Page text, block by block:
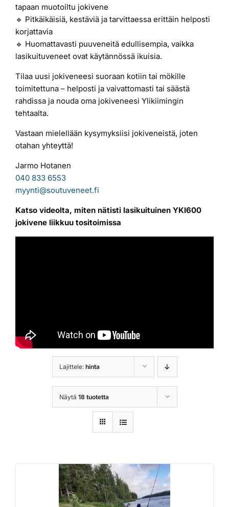
tapaan muotoiltu jokivene
🔹 Pitkäikäisiä, kestäviä ja tarvittaessa erittäin helposti
korjattavia
🔹 Huomattavasti puuveneitä edullisempia, vaikka
lasikuituveneet ovat käytännössä ikuisia.
Tilaa uusi jokiveneesi suoraan kotiin tai mökille
toimitettuna – helposti ja vaivattomasti tai säästä
rahdissa ja nouda oma jokiveneesi Ylikiimingin
tehtaalta.
Vastaan mielellään kysymyksiisi jokiveneistä, joten
otahan yhteyttä!
Jarmo Hotanen
040 833 6553
myynti@soutuveneet.fi
Katso videolta, miten nätisti lasikuituinen YKI600
jokivene liikkuu tositoimissa
Lajittele: hinta
Näytä 18 tuotetta